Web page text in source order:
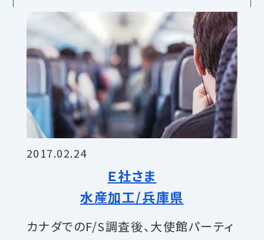
2017.02.24
Ｅ社さま
水産加工/兵庫県
カナダでのF/S調査後、大使館パーティ